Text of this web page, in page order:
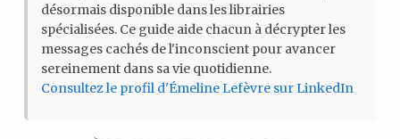
désormais disponible dans les librairies
spécialisées. Ce guide aide chacun à décrypter les
messages cachés de l'inconscient pour avancer
sereinement dans sa vie quotidienne.
Consultez le profil d'Émeline Lefèvre sur LinkedIn